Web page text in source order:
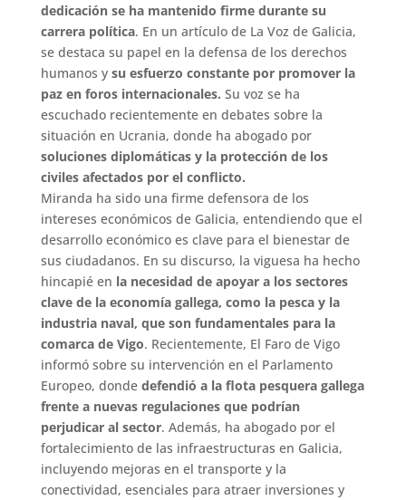
dedicación se ha mantenido firme durante su
carrera política. En un artículo de La Voz de Galicia,
se destaca su papel en la defensa de los derechos
humanos y su esfuerzo constante por promover la
paz en foros internacionales. Su voz se ha
escuchado recientemente en debates sobre la
situación en Ucrania, donde ha abogado por
soluciones diplomáticas y la protección de los
civiles afectados por el conflicto.
Miranda ha sido una firme defensora de los
intereses económicos de Galicia, entendiendo que el
desarrollo económico es clave para el bienestar de
sus ciudadanos. En su discurso, la viguesa ha hecho
hincapié en la necesidad de apoyar a los sectores
clavede la economía gallega, como la pesca y la
industria naval, que son fundamentales para la
comarca de Vigo. Recientemente, El Faro de Vigo
informó sobre su intervención en el Parlamento
Europeo, donde defendió a la flota pesquera gallega
frente a nuevas regulaciones que podrían
perjudicar al sector. Además, ha abogado por el
fortalecimiento de las infraestructuras en Galicia,
incluyendo mejoras en el transporte y la
conectividad, esenciales para atraer inversiones y